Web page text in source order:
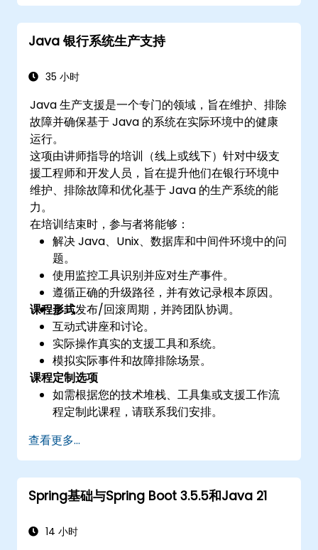
Java 银行系统生产支持
35 小时
Java 生产支援是一个专门的领域，旨在维护、排除
故障并确保基于 Java 的系统在实际环境中的健康
运行。
这项由讲师指导的培训（线上或线下）针对中级支
援工程师和开发人员，旨在提升他们在银行环境中
维护、排除故障和优化基于 Java 的生产系统的能
力。
在培训结束时，参与者将能够：
解决 Java、Unix、数据库和中间件环境中的问
题。
使用监控工具识别并应对生产事件。
遵循正确的升级路径，并有效记录根本原因。
参与发布/回滚周期，并跨团队协调。
课程形式
互动式讲座和讨论。
实际操作真实的支援工具和系统。
模拟实际事件和故障排除场景。
课程定制选项
如需根据您的技术堆栈、工具集或支援工作流
程定制此课程，请联系我们安排。
查看更多...
Spring基础与Spring Boot 3.5.5和Java 21
14 小时